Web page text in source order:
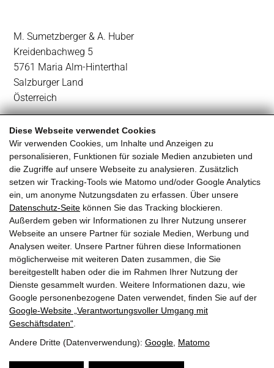
Diese Webseite verwendet Cookies
Wir verwenden Cookies, um Inhalte und Anzeigen zu
personalisieren, Funktionen für soziale Medien anzubieten und
die Zugriffe auf unsere Webseite zu analysieren. Zusätzlich
setzen wir Tracking-Tools wie Matomo und/oder Google Analytics
ein, um anonyme Nutzungsdaten zu erfassen. Über unsere
Datenschutz-Seite können Sie das Tracking blockieren.
Außerdem geben wir Informationen zu Ihrer Nutzung unserer
Webseite an unsere Partner für soziale Medien, Werbung und
Analysen weiter. Unsere Partner führen diese Informationen
möglicherweise mit weiteren Daten zusammen, die Sie
bereitgestellt haben oder die im Rahmen Ihrer Nutzung der
Dienste gesammelt wurden. Weitere Informationen dazu, wie
Google personenbezogene Daten verwendet, finden Sie auf der
Google‑Website „Verantwortungsvoller Umgang mit
Geschäftsdaten“
Andere Dritte (Datenverwendung): Google Matomo
Routenplaner
M. Sumetzberger & A. Huber
Kreidenbachweg 5
5761 Maria Alm-Hinterthal
Salzburger Land
Österreich
+43 6584 84 14
office@almhof.co.at